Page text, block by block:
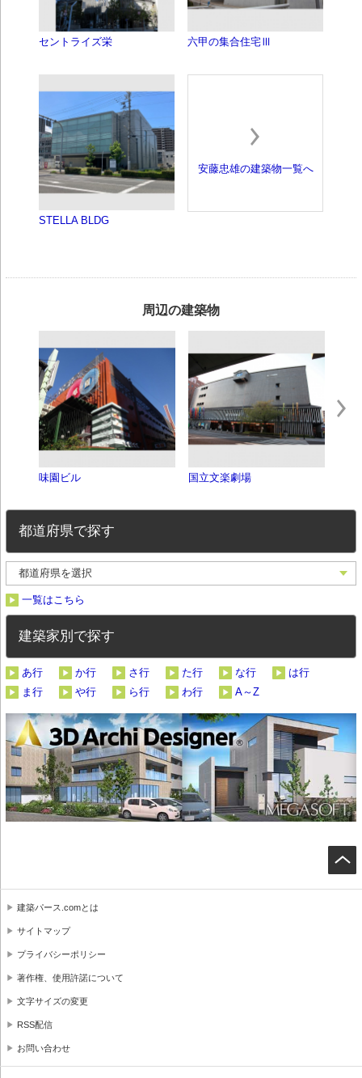
セントライズ栄 六甲の集合住宅Ⅲ
STELLA BLDG
安藤忠雄の建築物一覧へ
周辺の建築物
味園ビル 国立文楽劇場
都道府県で探す
一覧はこちら
建築家別で探す
あ行 か行 さ行 た行 な行
は行
ま行
や行 ら行 わ行 A～Z
建築パース.comとは
サイトマップ
プライバシーポリシー
著作権、使用許諾について
文字サイズの変更
RSS配信
お問い合わせ